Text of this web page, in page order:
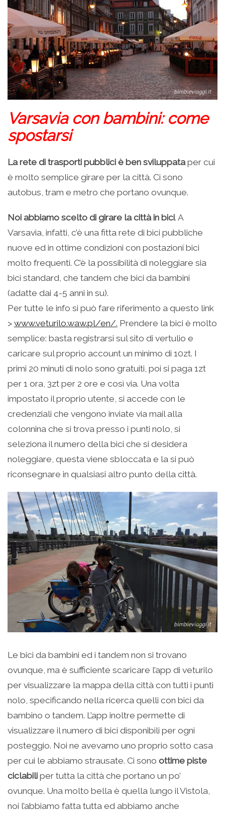
Varsavia con bambini: come
spostarsi
La rete di trasporti pubblici è ben sviluppataper cui
è molto semplice girare per la città. Ci sono
autobus, tram e metro che portano ovunque.
Noi abbiamo scelto di girare la città in bici. A
Varsavia, infatti, c’è una fitta rete di bici pubbliche
nuove ed in ottime condizioni con postazioni bici
molto frequenti. C’è la possibilità di noleggiare sia
bici standard, che tandem che bici da bambini
(adatte dai 4-5 anni in su).
Per tutte le info si può fare riferimento a questo link
> www.veturilo.waw.pl/en/. Prendere la bici è molto
semplice: basta registrarsi sul sito di vertulio e
caricare sul proprio account un minimo di 10zt. I
primi 20 minuti di nolo sono gratuiti, poi si paga 1zt
per 1 ora, 3zt per 2 ore e così via. Una volta
impostato il proprio utente, si accede con le
credenziali che vengono inviate via mail alla
colonnina che si trova presso i punti nolo, si
seleziona il numero della bici che si desidera
noleggiare, questa viene sbloccata e la si può
riconsegnare in qualsiasi altro punto della città.
Le bici da bambini ed i tandem non si trovano
ovunque, ma è sufficiente scaricare l’app di veturilo
per visualizzare la mappa della città con tutti i punti
nolo, specificando nella ricerca quelli con bici da
bambino o tandem. L’app inoltre permette di
visualizzare il numero di bici disponibili per ogni
posteggio. Noi ne avevamo uno proprio sotto casa
per cui le abbiamo strausate. Ci sono ottime piste
ciclabili per tutta la città che portano un po’
ovunque. Una molto bella è quella lungo il Vistola,
noi l’abbiamo fatta tutta ed abbiamo anche